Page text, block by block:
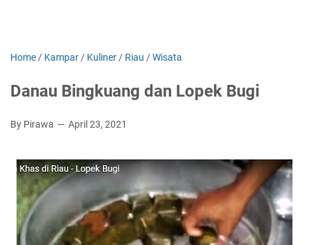
Home / Kampar / Kuliner / Riau /Wisata
Danau Bingkuang dan Lopek Bugi
By Pirawa April 23, 2021